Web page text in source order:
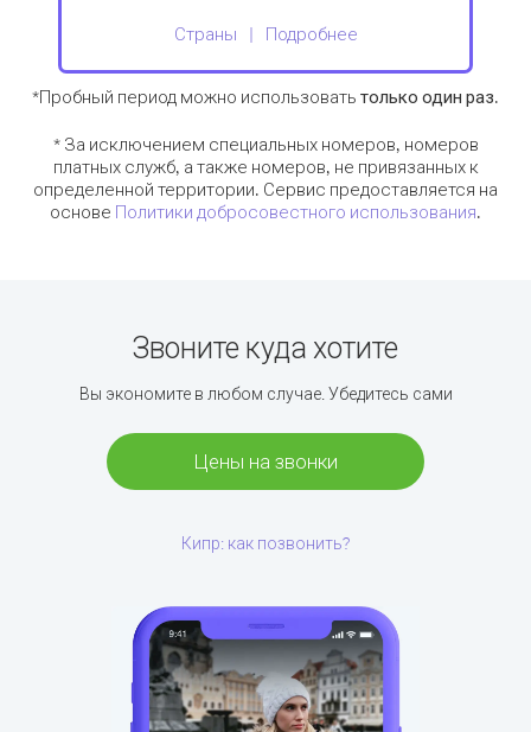
Страны Подробнее
*Пробный период можно использовать только один раз.
* За исключением специальных номеров, номеров
платных служб, а также номеров, не привязанных к
определенной территории. Сервис предоставляется на
основе Политики добросовестного использования.
Звоните куда хотите
Вы экономите в любом случае. Убедитесь сами
Цены на звонки
Кипр: как позвонить?